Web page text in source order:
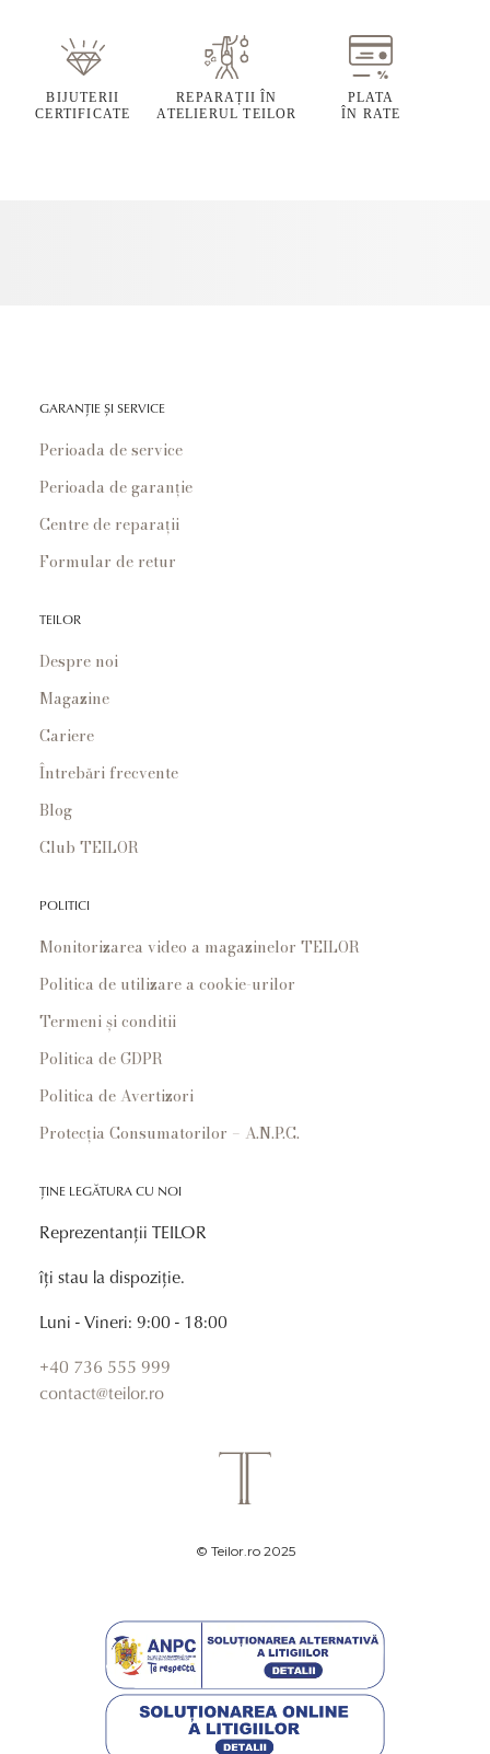
BIJUTERII
CERTIFICATE
REPARAȚII ÎN
ATELIERUL TEILOR
PLATA
ÎN RATE
GARANȚIE ȘI SERVICE
Perioada de service
Perioada de garanție
Centre de reparații
Formular de retur
TEILOR
Despre noi
Magazine
Cariere
Întrebări frecvente
Blog
Club TEILOR
POLITICI
Monitorizarea video a magazinelor TEILOR
Politica de utilizare a cookie-urilor
Termeni și conditii
Politica de GDPR
Politica de Avertizori
Protecția Consumatorilor – A.N.P.C.
ȚINE LEGĂTURA CU NOI
Reprezentanții TEILOR
îți stau la dispoziție.
Luni - Vineri: 9:00 - 18:00
+40 736 555 999
contact@teilor.ro
© Teilor.ro 2025